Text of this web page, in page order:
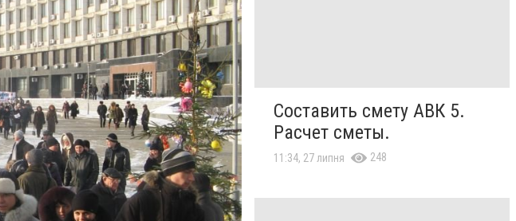
Составить смету АВК 5.
Расчет сметы.
11:34, 27 липня 248